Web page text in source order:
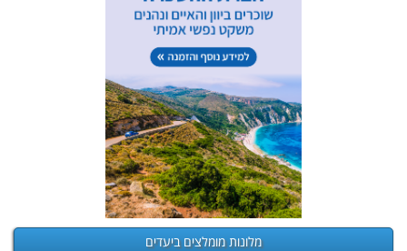
מלונות מומלצים ביעדים